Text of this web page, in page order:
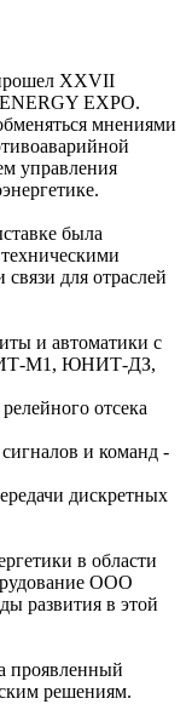
XXVII
EXPO.
мнениями
управления
была
для отраслей
и автоматики с
М1, ЮНИТ-ДЗ,
отсека
и команд -
дискретных
в области
ООО
развития в этой
проявленный
решениям.